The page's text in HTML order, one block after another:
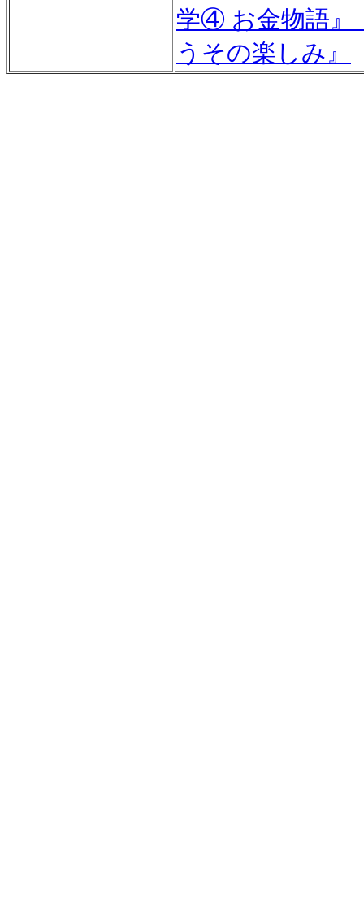
学④ お金物語 』
うその楽しみ 』